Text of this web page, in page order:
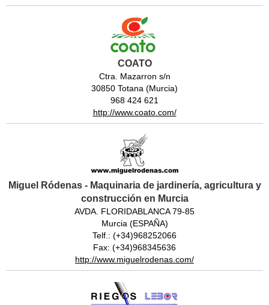
COATO
Ctra. Mazarron s/n
30850 Totana (Murcia)
968 424 621
http://www.coato.com/
Miguel Ródenas - Maquinaria de jardinería, agricultura y
construcción en Murcia
AVDA. FLORIDABLANCA 79-85
Murcia (ESPAÑA)
Telf.: (+34)968252066
Fax: (+34)968345636
http://www.miguelrodenas.com/